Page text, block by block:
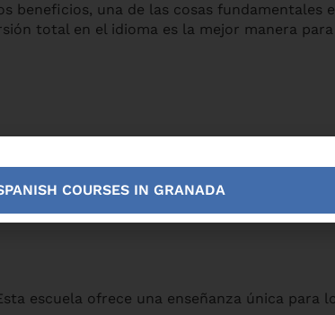
beneficios, una de las cosas
total en el idioma es la mejor manera
escuela ofrece una enseñanza única para
COURSES IN GRANADA